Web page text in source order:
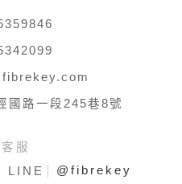
國路一段245巷8號
服
LINE @fibrekey